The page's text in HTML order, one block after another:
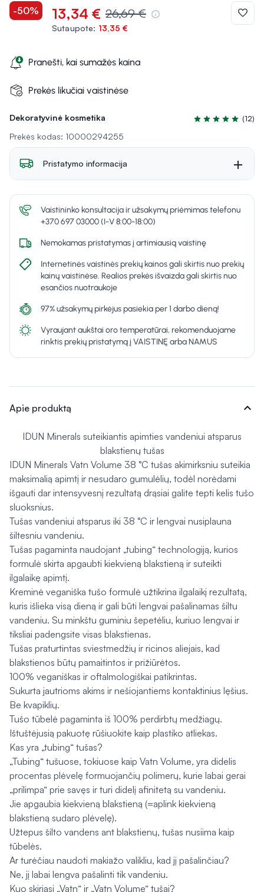
Dekoratyvinė kosmetika
Įvertinimas 4.7 iš
(12)
Prekės kodas: 10000294255
-50% 13,34 € 26,69 €
Sutaupote: 13,35 €
Pranešti, kai sumažės kaina
Prekės likučiai vaistinėse
Pristatymo informacija
Vaistininko konsultacija ir užsakymų priėmimas telefonu
+370 697 03000 (I-V 8:00-18:00)
Nemokamas pristatymas į artimiausią vaistinę
Internetinės vaistinės prekių kainos gali skirtis nuo prekių
kainų vaistinėse. Realios prekės išvaizda gali skirtis nuo
esančios nuotraukoje
97% užsakymų pirkėjus pasiekia per 1 darbo dieną!
Vyraujant aukštai oro temperatūrai, rekomenduojame
rinktis prekių pristatymą į VAISTINĘ arba NAMUS
Apie produktą expand_more
IDUN Minerals suteikiantis apimties vandeniui atsparus
blakstienų tušas
IDUN Minerals Vatn Volume 38 °C tušas akimirksniu suteikia
maksimalią apimtį ir nesudaro gumulėlių, todėl norėdami
išgauti dar intensyvesnį rezultatą drąsiai galite tepti kelis tušo
sluoksnius.
Tušas vandeniui atsparus iki 38 °C ir lengvai nusiplauna
šiltesniu vandeniu.
Tušas pagaminta naudojant „tubing“ technologiją, kurios
formulė skirta apgaubti kiekvieną blakstieną ir suteikti
ilgalaikę apimtį.
Kreminė veganiška tušo formulė užtikrina ilgalaikį rezultatą,
kuris išlieka visą dieną ir gali būti lengvai pašalinamas šiltu
vandeniu. Su minkštu guminiu šepetėliu, kuriuo lengvai ir
tiksliai padengsite visas blakstienas.
Tušas praturtintas sviestmedžių ir ricinos aliejais, kad
blakstienos būtų pamaitintos ir prižiūrėtos.
100% veganiškas ir oftalmologiškai patikrintas.
Sukurta jautrioms akims ir nešiojantiems kontaktinius lęšius.
Be kvapiklių.
Tušo tūbelė pagaminta iš 100% perdirbtų medžiagų.
Ištuštėjusią pakuotę rūšiuokite kaip plastiko atliekas.
Kas yra „tubing“ tušas?
„Tubing“ tušuose, tokiuose kaip Vatn Volume, yra didelis
procentas plėvelę formuojančių polimerų, kurie labai gerai
„prilimpa“ prie savęs ir turi didelį afinitetą su vandeniu.
Jie apgaubia kiekvieną blakstieną (=aplink kiekvieną
blakstieną sudaro plėvelę).
Užtepus šilto vandens ant blakstienų, tušas nusiima kaip
tūbelės.
Ar turėčiau naudoti makiažo valikliu, kad jį pašalinčiau?
Ne, jį labai lengva pašalinti tik vandeniu.
Kuo skiriasi „Vatn“ ir „Vatn Volume“ tušai?